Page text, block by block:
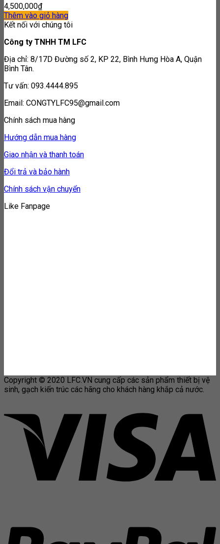
4,500,000₫
Thêm vào giỏ hàng
Kết nối với chúng tôi
Công ty TNHH TM LFC
Địa chỉ: 8/17D Đường số 2, KP 22, Bình Hưng Hòa A, Quận
Bình Tân.
Tư vấn: 093.4444.895
Email: CONGTYLFC95@gmail.com
Chính sách mua hàng
Hướng dẫn mua hàng
Giao nhận và thanh toán
Đổi trả và bảo hành
Chính sách vận chuyển
Like Fanpage
Copyright © 2020 LFC.VN cung cấp các sản phẩm thiết bị vệ
sinh, gạch kiến trúc các hãng cho khách hàng khắp cả nước.